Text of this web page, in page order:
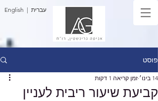
English | עברית
פוסט
קביעת שיעור ריבית לעניין
14 בינו׳ זמן קריאה 1 דקות